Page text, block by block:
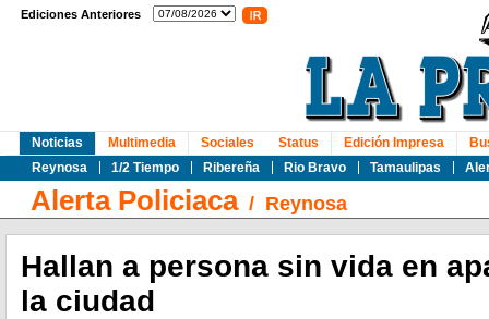
Ediciones Anteriores
Noticias
Reynosa
1/2 Tiempo Ribereña Rio Bravo Tamaulipas
Multimedia Sociales Status Edición Impresa
Alerta Policiaca/ Reynosa
Hallan a persona sin vida en
la ciudad